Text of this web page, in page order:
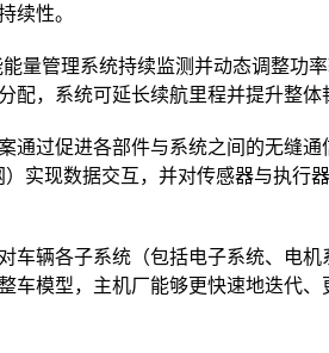
续性。
量管理系统持续监测并动态调整功
配，系统可延长续航里程并提升整体
通过促进各部件与系统之间的无缝
实现数据交互，并对传感器与执行
车辆各子系统（包括电子系统、电
车模型，主机厂能够更快速地迭代